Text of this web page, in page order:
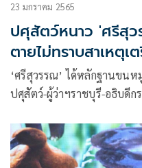
23 มกราคม 2565
ปศุสัตว์หนาว 'ศรีสุ
ตายไม่ทราบสาเหตุ
‘ศรีสุวรรณ’ ได้หลักฐานขน
ปศุสัตว์-ผู้ว่าฯราชบุรี-อธิบดีก